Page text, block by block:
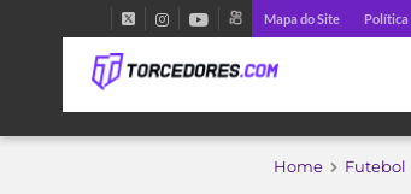
Mapa do Site Política
Home Futebol